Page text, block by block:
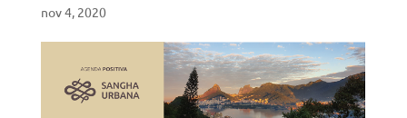
nov 4, 2020